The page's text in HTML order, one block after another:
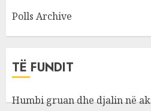
Polls Archive
TË FUNDIT
Humbi gruan dhe djalin në